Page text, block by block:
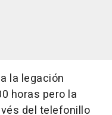
la legación
horas pero la
del telefonillo